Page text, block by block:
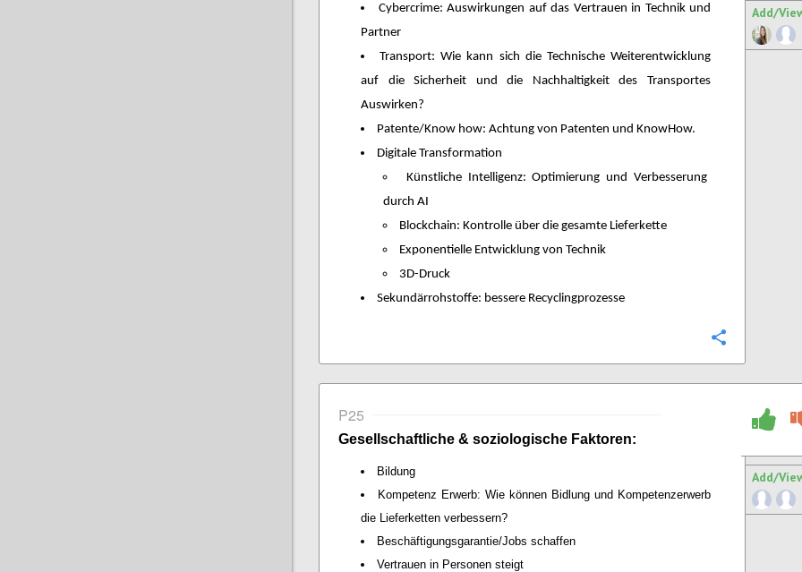
Cybercrime: Auswirkungen auf das Vertrauen in Technik und
Partner
Transport: Wie kann sich die Technische Weiterentwicklung
auf die Sicherheit und die Nachhaltigkeit des Transportes
Auswirken?
Patente/Know how: Achtung von Patenten und KnowHow.
Digitale Transformation
Künstliche Intelligenz: Optimierung und Verbesserung
durch AI
Blockchain: Kontrolle über die gesamte Lieferkette
Exponentielle Entwicklung von Technik
3D-Druck
Sekundärrohstoffe: bessere Recyclingprozesse
Add/
P25
Gesellschaftliche & soziologische Faktoren:
Bildung
Kompetenz Erwerb: Wie können Bidlung und Kompetenzerwerb
die Lieferketten verbessern?
Beschäftigungsgarantie/Jobs schaffen
Vertrauen in Personen steigt
Add/